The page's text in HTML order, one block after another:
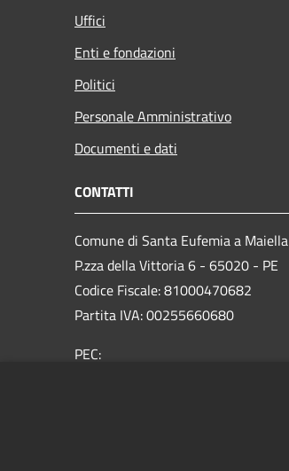
Uffici
Enti e fondazioni
Politici
Personale Amministrativo
Documenti e dati
CONTATTI
Comune di Santa Eufemia a Maiella
P.zza della Vittoria 6 - 65020 - PE
Codice Fiscale: 81000470682
Partita IVA: 00255660680
PEC: